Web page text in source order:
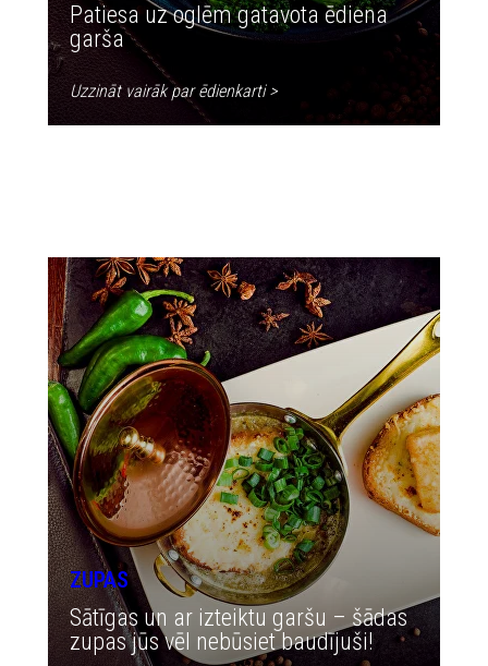
Patiesa uz oglēm gatavota ēdiena
garša
Uzzināt vairāk par ēdienkarti>
ZUPAS
Sātīgas un ar izteiktu garšu – šādas
zupas jūs vēl nebūsiet baudījuši!